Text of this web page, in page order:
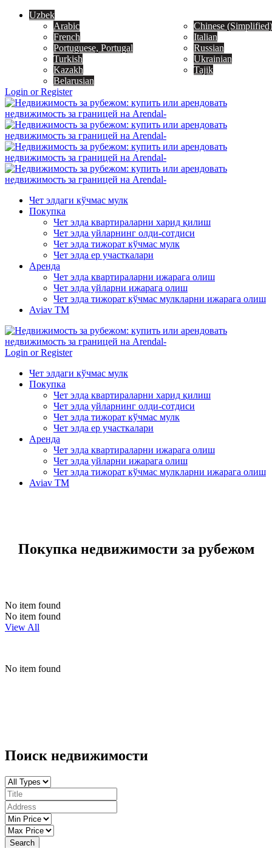
Uzbek
Arabic
Chinese (Simplified)
French
Italian
Portuguese, Portugal
Russian
Turkish
Ukrainian
Kazakh
Tajik
Belarusian
Login or Register
Чет элдаги кўчмас мулк
Покупка
Чет элда квартираларни харид қилиш
Чет элда уйларнинг олди-сотдиси
Чет элда тижорат кўчмас мулк
Чет элда ер участкалари
Аренда
Чет элда квартираларни ижарага олиш
Чет элда уйларни ижарага олиш
Чет элда тижорат кўчмас мулкларни ижарага олиш
Aviav TM
Login or Register
Чет элдаги кўчмас мулк
Покупка
Чет элда квартираларни харид қилиш
Чет элда уйларнинг олди-сотдиси
Чет элда тижорат кўчмас мулк
Чет элда ер участкалари
Аренда
Чет элда квартираларни ижарага олиш
Чет элда уйларни ижарага олиш
Чет элда тижорат кўчмас мулкларни ижарага олиш
Aviav TM
Покупка недвижимости за рубежом
No item found
No item found
View All
No item found
Поиск недвижимости
Search